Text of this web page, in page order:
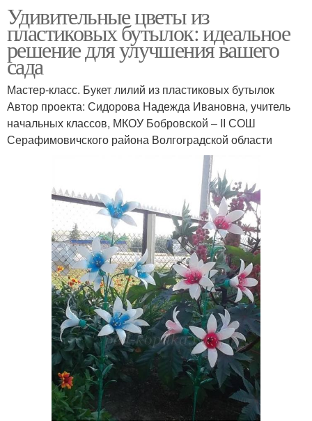
Удивительные цветы из
пластиковых бутылок: идеальное
решение для улучшения вашего
сада
Мастер-класс. Букет лилий из пластиковых бутылок
Автор проекта: Сидорова Надежда Ивановна, учитель
начальных классов, МКОУ Бобровской – ΙΙ СОШ
Серафимовичского района Волгоградской области